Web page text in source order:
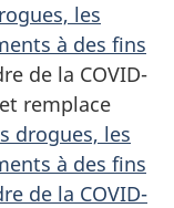
les
à des fins
de la COVID-
remplace
drogues, les
à des fins
de la COVID-